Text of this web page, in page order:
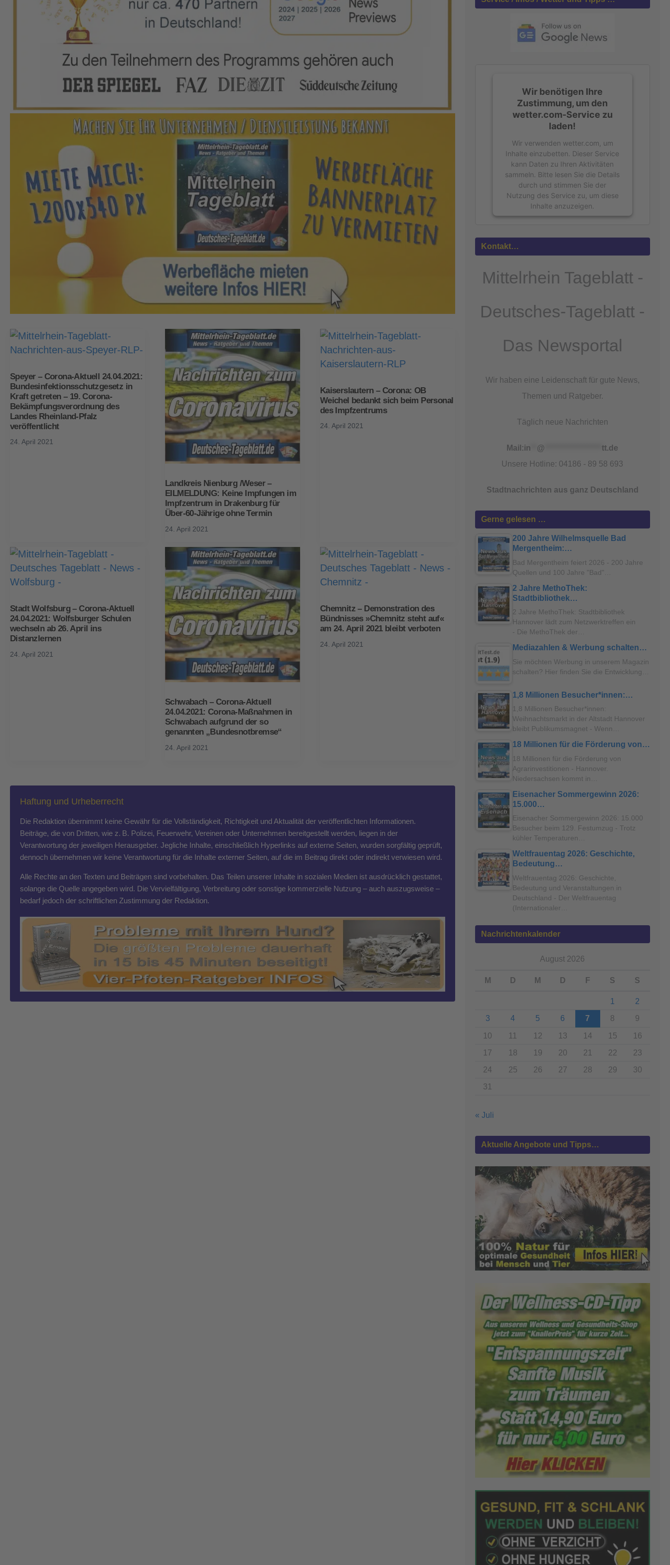
Speyer – Corona-Aktuell 24.04.2021:
Bundesinfektionsschutzgesetz in
Kraft getreten – 19. Corona-
Bekämpfungsverordnung des
Landes Rheinland-Pfalz
veröffentlicht
24. April 2021
Landkreis Nienburg /Weser –
EILMELDUNG: Keine Impfungen im
Impfzentrum in Drakenburg für
Über-60-Jährige ohne Termin
24. April 2021
Kaiserslautern – Corona: OB
Weichel bedankt sich beim Personal
des Impfzentrums
24. April 2021
Stadt Wolfsburg – Corona-Aktuell
24.04.2021: Wolfsburger Schulen
wechseln ab 26. April ins
Distanzlernen
24. April 2021
Schwabach – Corona-Aktuell
24.04.2021: Corona-Maßnahmen in
Schwabach aufgrund der so
genannten „Bundesnotbremse“
24. April 2021
Chemnitz – Demonstration des
Bündnisses »Chemnitz steht auf«
am 24. April 2021 bleibt verboten
24. April 2021
Haftung und Urheberrecht
Die Redaktion übernimmt keine Gewähr für die Vollständigkeit, Richtigkeit und Aktualität der veröffentlichten Informationen.
Beiträge, die von Dritten, wie z. B. Polizei, Feuerwehr, Vereinen oder Unternehmen bereitgestellt werden, liegen in der
Verantwortung der jeweiligen Herausgeber. Jegliche Inhalte, einschließlich Hyperlinks auf externe Seiten, wurden sorgfältig geprüft,
dennoch übernehmen wir keine Verantwortung für die Inhalte externer Seiten, auf die im Beitrag direkt oder indirekt verwiesen wird.
Alle Rechte an den Texten und Beiträgen sind vorbehalten. Das Teilen unserer Inhalte in sozialen Medien ist ausdrücklich gestattet,
solange die Quelle angegeben wird. Die Vervielfältigung, Verbreitung oder sonstige kommerzielle Nutzung – auch auszugsweise –
bedarf jedoch der schriftlichen Zustimmung der Redaktion.
Wir benötigen Ihre
Zustimmung, um den
wetter.com-Service zu
laden!
Wir verwenden wetter.com, um
Inhalte einzubetten. Dieser Service
kann Daten zu Ihren Aktivitäten
sammeln. Bitte lesen Sie die Details
durch und stimmen Sie der
Nutzung des Service zu, um diese
Inhalte anzuzeigen.
Informationen
Akzeptieren
powered byUsercentrics Consent
Management Platform&eRecht24
Kontakt…
Mittelrhein Tageblatt -
Deutsches-Tageblatt -
Das Newsportal
Wir haben eine Leidenschaft für gute News,
Themen und Ratgeber.
Täglich neue Nachrichten
Mail:in @ *******************tt.de
Unsere Hotline: 04186 - 89 58 693
Stadtnachrichten aus ganz Deutschland
Gerne gelesen …
200 Jahre Wilhelmsquelle Bad
Mergentheim:…
Bad Mergentheim feiert 2026 - 200 Jahre
Quellen und 100 Jahre "Bad"…
2 Jahre MethoThek:
Stadtbibliothek…
2 Jahre MethoThek: Stadtbibliothek
Hannover lädt zum Netzwerktreffen ein
- Die MethoThek der…
Mediazahlen & Werbung schalten…
Sie möchten Werbung in unserem Magazin
schalten? Hier finden Sie die Entwicklung…
1,8 Millionen Besucher*innen:…
1,8 Millionen Besucher*innen:
Weihnachtsmarkt in der Altstadt Hannover
bleibt Publikumsmagnet - Wenn…
18 Millionen für die Förderung von…
18 Millionen für die Förderung von
Agrarinvestitionen - Hannover.
Niedersachsen kommt in…
Eisenacher Sommergewinn 2026:
15.000…
Eisenacher Sommergewinn 2026: 15.000
Besucher beim 129. Festumzug - Trotz
kühler Temperaturen…
Weltfrauentag 2026: Geschichte,
Bedeutung…
Weltfrauentag 2026: Geschichte,
Bedeutung und Veranstaltungen in
Deutschland - Der Weltfrauentag
(Internationaler…
Nachrichtenkalender
August 2026
M D M D F S S
1
2
3
4 5 6 7 8 9
10 11 12 13 14 15
16
17
18 19 20 21 22
23
24
25 26 27 28 29
30
31
« Juli
Aktuelle Angebote und Tipps…